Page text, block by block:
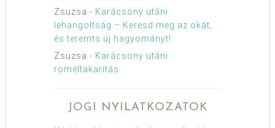
Zsuzsa - Karácsony utáni
lehangoltság – Keresd meg az okát,
és teremts új hagyományt!
Zsuzsa - Karácsony utáni
romeltakarítás
JOGI NYILATKOZATOK